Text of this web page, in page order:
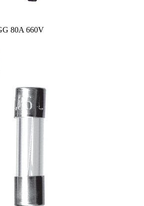
80A 660V